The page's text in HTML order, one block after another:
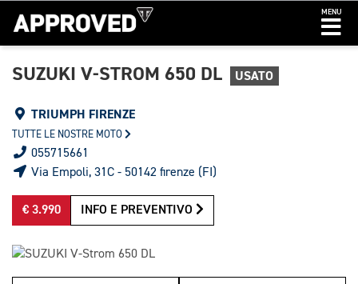
MENU
SUZUKI V-STROM 650 DL USATO
TRIUMPH FIRENZE
TUTTE LE NOSTRE MOTO
055715661
Via Empoli, 31C - 50142 firenze (FI)
€ 3.990 INFO E PREVENTIVO